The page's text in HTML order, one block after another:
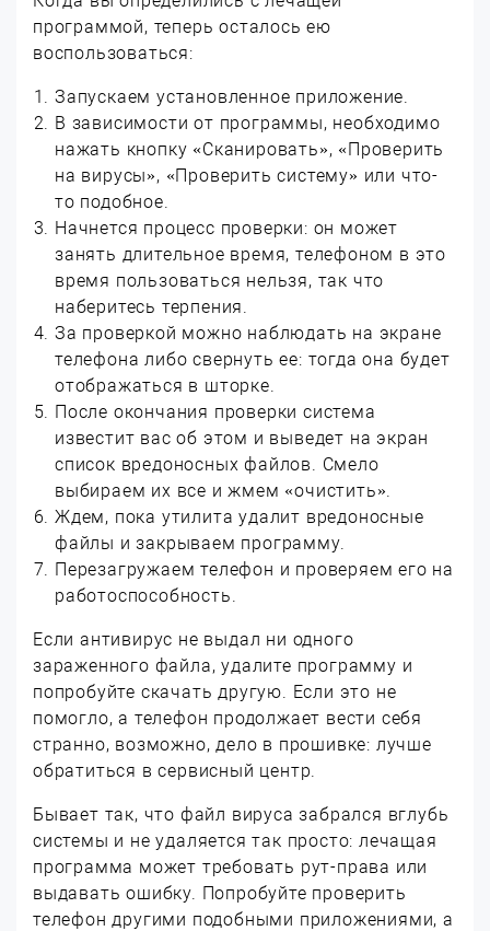
программой, теперь осталось ею
воспользоваться:
Запускаем установленное приложение.
В зависимости от программы, необходимо
нажать кнопку «Сканировать», «Проверить
на вирусы», «Проверить систему» или что-
то подобное.
Начнется процесс проверки: он может
занять длительное время, телефоном в это
время пользоваться нельзя, так что
наберитесь терпения.
За проверкой можно наблюдать на экране
телефона либо свернуть ее: тогда она будет
отображаться в шторке.
После окончания проверки система
известит вас об этом и выведет на экран
список вредоносных файлов. Смело
выбираем их все и жмем «очистить».
Ждем, пока утилита удалит вредоносные
файлы и закрываем программу.
Перезагружаем телефон и проверяем его на
работоспособность.
Если антивирус не выдал ни одного
зараженного файла, удалите программу и
попробуйте скачать другую. Если это не
помогло, а телефон продолжает вести себя
странно, возможно, дело в прошивке: лучше
обратиться в сервисный центр.
Бывает так, что файл вируса забрался вглубь
системы и не удаляется так просто: лечащая
программа может требовать рут-права или
выдавать ошибку. Попробуйте проверить
телефон другими подобными приложениями, а